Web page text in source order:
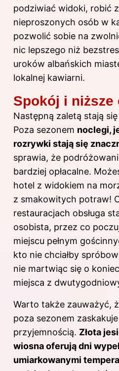
podziwiać widoki, robić
nieproszonych osób w
pozwolić sobie na
nic lepszego niż
uroków albańskich
lokalnej kawiarni.
Spokój i niższe
Następną zaletą stają
Poza sezonem noclegi,
rozrywki stają się
sprawia, że
bardziej opłacalne.
hotel z widokiem na
z smakowitych potraw!
restauracjach obsługa
osobista, przez co
miejscu pełnym
kto nie chciałby
nie martwiąc się o
miejsca z
Warto także zauważyć,
poza sezonem
przyjemnością. Złota
wiosna oferują dni
umiarkowanymi